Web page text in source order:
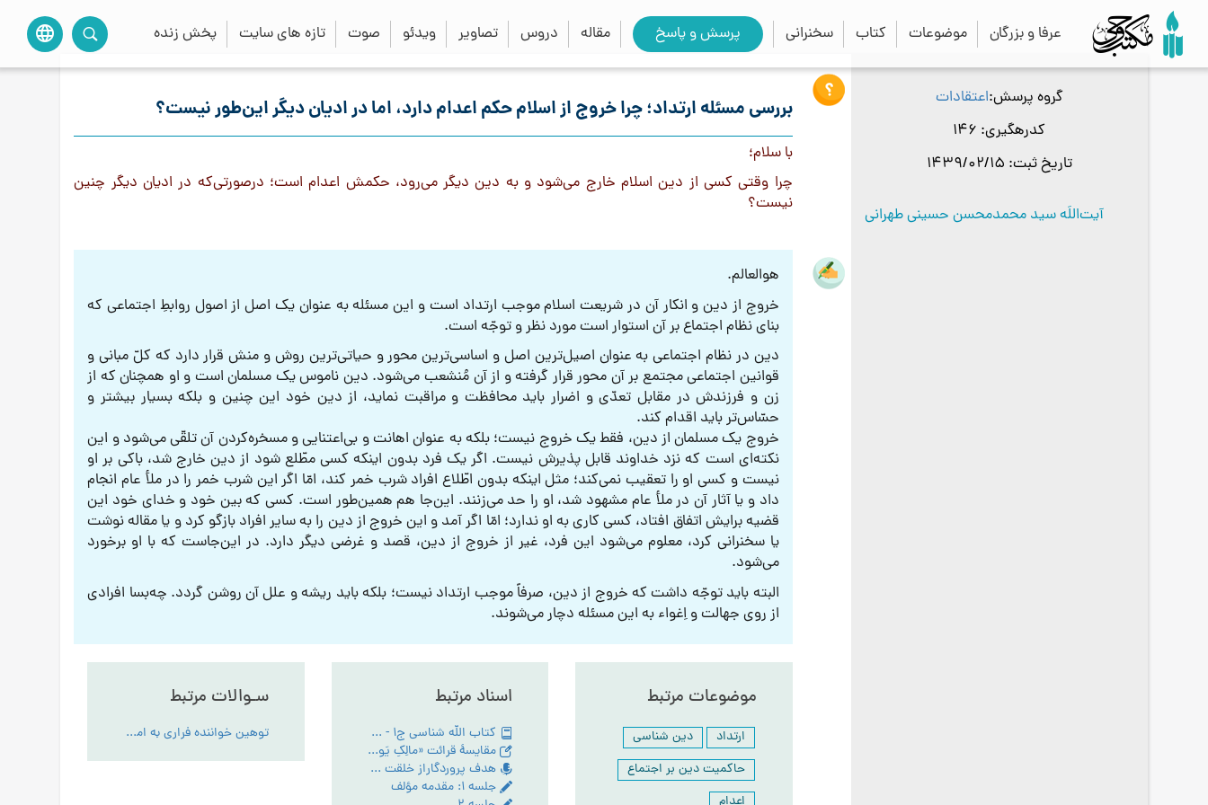
عرفا و بزرگان موضوعات کتاب سخنرانی پرسش و پاسخ مقاله دروس تصاویر ویدئو صوت تازه های سایت پخش زنده language search
close
گروه پرسش اعتقادات
کدرهگیری
تاریخ ثبت
آیت‌اللَه سید محمدمحسن حسینی طهرانی
بررسی مسئله ارتداد؛ چرا خروج از اسلام حکم اعدام دارد، اما در ادیان دیگر این‌طور نیست؟
با سلام؛
چرا وقتی کسی از دین اسلام خارج می‌شود و به دین دیگر می‌رود، حکمش اعدام است؛ درصورتی‌که در ادیان دیگر چنین
نیست؟
هو‌العالم.
خروج از دین و انکار آن در شریعت اسلام موجب ارتداد است و این مسئله به عنوان یک اصل از اصول روابطِ اجتماعی که
بنای نظام اجتماع بر آن استوار است مورد نظر و توجّه است.
دین در نظام اجتماعی به عنوان اصیل‌ترین اصل و اساسی‌ترین محور و حیاتی‌ترین روش و منش قرار دارد که کلّ مبانی و
قوانین اجتماعی مجتمع بر آن محور قرار گرفته و از آن مُنشعب می‌شود. دین ناموس یک مسلمان است و او همچنان که از
زن و فرزندش در مقابل تعدّی و اضرار باید محافظت و مراقبت نماید، از دین خود این چنین و بلکه بسیار بیشتر و
حسّاس‌تر باید اقدام کند.
خروج یک مسلمان از دین، فقط یک خروج نیست؛ بلکه به عنوان اهانت و بی‌اعتنایی و مسخره‌کردن آن تلقّی می‌شود و این
نکته‌ای است که نزد خداوند قابل پذیرش نیست. اگر یک فرد بدون اینکه کسی مطّلع شود از دین خارج شد، باکی بر او
نیست و کسی او را تعقیب نمی‌کند؛ مثل اینکه بدون اطّلاع افراد شرب خمر کند، امّا اگر این شرب خمر را در ملأ عام انجام
داد و یا آثار آن در ملأ عام مشهود شد، او را حد می‌زنند. این‌جا هم همین‌طور است. کسی که بین خود و خدای خود این
قضیه برایش اتفاق افتاد، کسی کاری به او ندارد؛ امّا اگر آمد و این خروج از دین را به سایر افراد بازگو کرد و یا مقاله نوشت
یا سخنرانی کرد، معلوم می‌شود این فرد، غیر از خروج از دین، قصد و غرضی دیگر دارد. در این‌جاست که با او برخورد
می‌شود.
البته باید توجّه داشت که خروج از دین، صرفاً موجب ارتداد نیست؛ بلکه باید ریشه و علل آن روشن گردد. چه‌بسا افرادی
از روی جهالت و اِغواء به این مسئله دچار می‌شوند.
موضوعات مرتبط
ارتداد
دین شناسی
حاکمیت دین بر اجتماع
اسناد مرتبط
کتاب الله شناسی ج1 - PDF
مقایسۀ قرائت «مالِکِ یَومِ الدّین» و «مَلِکِ یَومِ الدّین» در سورۀ حمد
هدف پروردگاراز خلقت انسان - تبیین مقام عبودیت- آیین رستگاری ج:1
جلسه ۱: مقدمه مؤلف
سـوالات مرتبط
توهین خواننده فراری به امام هادی علیه السّلام - احکام